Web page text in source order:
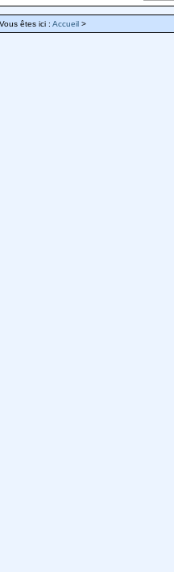
Vous êtes ici : Accueil >